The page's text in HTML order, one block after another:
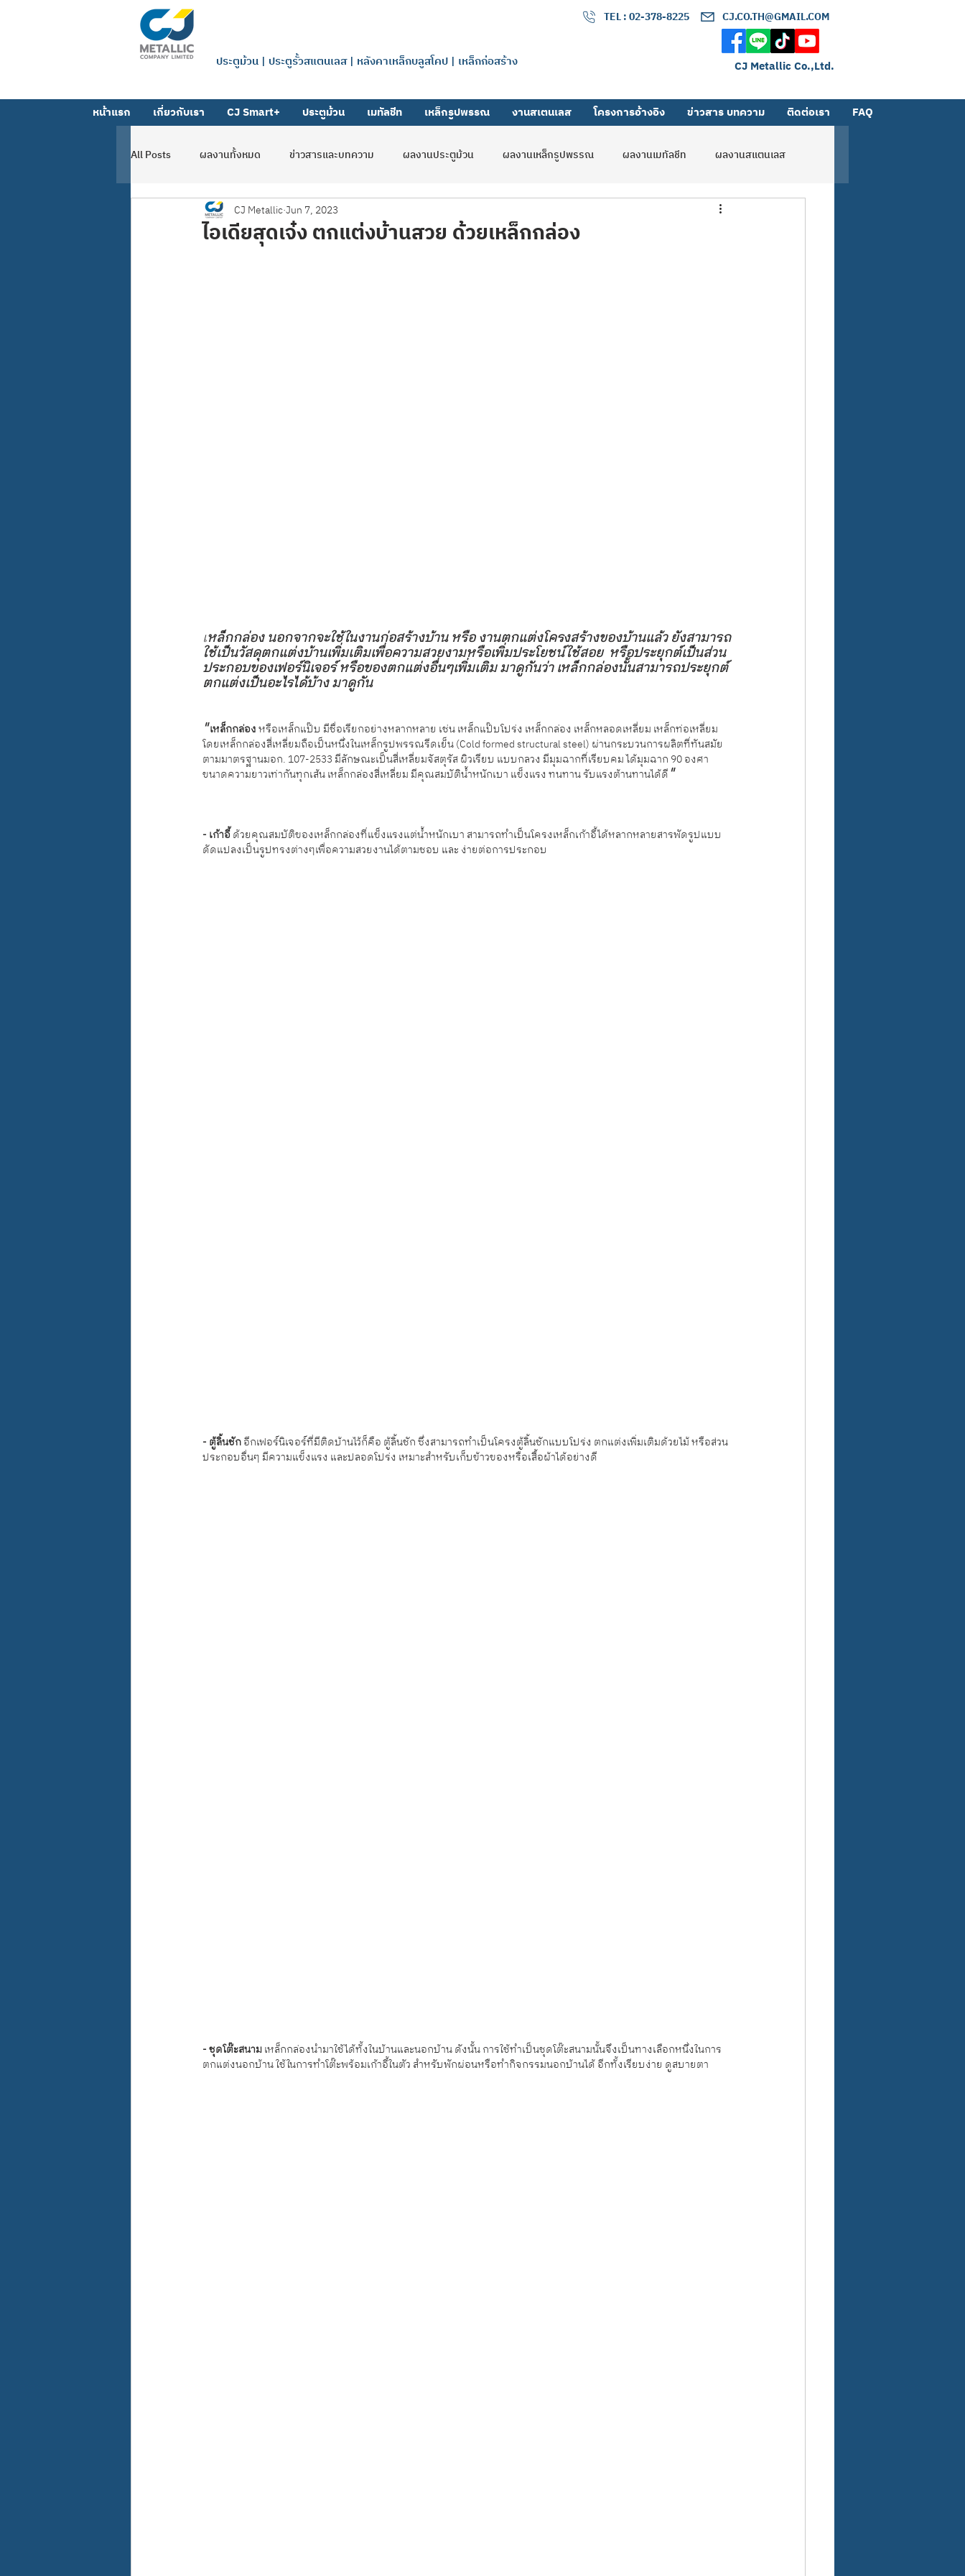
ประตูม้วน | ประตูรั้วสแตนเลส | หลังคาเหล็กบลูสโคป | เหล็กก่อสร้าง
TEL : 02-378-8225 CJ.CO.TH@GMAIL.COM
CJ Metallic Co.,Ltd.
หน้าแรก เกี่ยวกับเรา CJ Smart+ ประตูม้วน เมทัลชีท เหล็กรูปพรรณ งานสเตนเลส โครงการอ้างอิง ข่าวสาร บทความ ติดต่อเรา FAQ
All Posts ผลงานทั้งหมด ข่าวสารและบทความ ผลงานประตูม้วน ผลงานเหล็กรูปพรรณ ผลงานเมทัลชีท ผลงานสแตนเลส
ผลงานตาข่าย-ตะแกรง ผลงานโฟลดิ้งเกท
ไอเดียสุดเจ๋ง ตกแต่งบ้านสวย ด้วยเหล็กกล่อง
CJ MetallicJun 7, 2023
เหล็กกล่อง นอกจากจะใช้ในงานก่อสร้างบ้าน หรือ งานตกแต่งโครงสร้างของบ้านแล้ว ยังสามารถ
ใช้เป็นวัสดุตกแต่งบ้านเพิ่มเติมเพื่อความสวยงามหรือเพิ่มประโยชน์ใช้สอย  หรือประยุกต์เป็นส่วน
ประกอบของเฟอร์นิเจอร์ หรือของตกแต่งอื่นๆเพิ่มเติม มาดูกันว่า เหล็กกล่องนั้นสามารถประยุกต์
ตกแต่งเป็นอะไรได้บ้าง มาดูกัน
" เหล็กกล่อง หรือเหล็กแป๊บ มีชื่อเรียกอย่างหลากหลาย เช่น เหล็กแป๊บโปร่ง เหล็กกล่อง เหล็กหลอดเหลี่ยม เหล็กท่อเหลี่ยม
โดยเหล็กกล่องสี่เหลี่ยมถือเป็นหนึ่งในเหล็กรูปพรรณรีดเย็น (Cold formed structural steel) ผ่านกระบวนการผลิตที่ทันสมัย
ตามมาตรฐานมอก. 107-2533 มีลักษณะเป็นสี่เหลี่ยมจัสตุรัส ผิวเรียบ แบบกลวง มีมุมฉากที่เรียบคม ได้มุมฉาก 90 องศา
ขนาดความยาวเท่ากันทุกเส้น เหล็กกล่องสี่เหลี่ยม มีคุณสมบัติน้ำหนักเบา แข็งแรง ทนทาน รับแรงต้านทานได้ดี"
- เก้าอี้ ด้วยคุณสมบัติของเหล็กกล่องที่แข็งแรงแต่น้ำหนักเบา สามารถทำเป็นโครงเหล็กเก้าอี้ได้หลากหลายสารพัดรูปแบบ
ดัดแปลงเป็นรูปทรงต่างๆเพื่อความสวยงานได้ตามชอบ และ ง่ายต่อการประกอบ
- ตู้ลิ้นชัก อีกเฟอร์นิเจอร์ที่มีติดบ้านไว้ก็คือ ตู้ลิ้นชัก ซึ่งสามารถทำเป็นโครงตู้ลิ้นชักแบบโปร่ง ตกแต่งเพิ่มเติมด้วยไม้ หรือส่วน
ประกอบอื่นๆ มีความแข็งแรง และปลอดโปร่ง เหมาะสำหรับเก็บข้าวของหรือเสื้อผ้าได้อย่างดี
- ชุดโต๊ะสนาม เหล็กกล่องนำมาใช้ได้ทั้งในบ้านและนอกบ้าน ดังนั้น การใช้ทำเป็นชุดโต๊ะสนามนั้นจึงเป็นทางเลือกหนึ่งในการ
ตกแต่งนอกบ้าน ใช้ในการทำโต๊ะพร้อมเก้าอี้ในตัว สำหรับพักผ่อนหรือทำกิจกรรมนอกบ้านได้ อีกทั้งเรียบง่าย ดูสบายตา